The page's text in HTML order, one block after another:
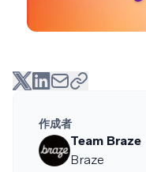
作成者
Team Braze
Braze